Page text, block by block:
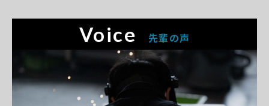
Voice 先輩の声